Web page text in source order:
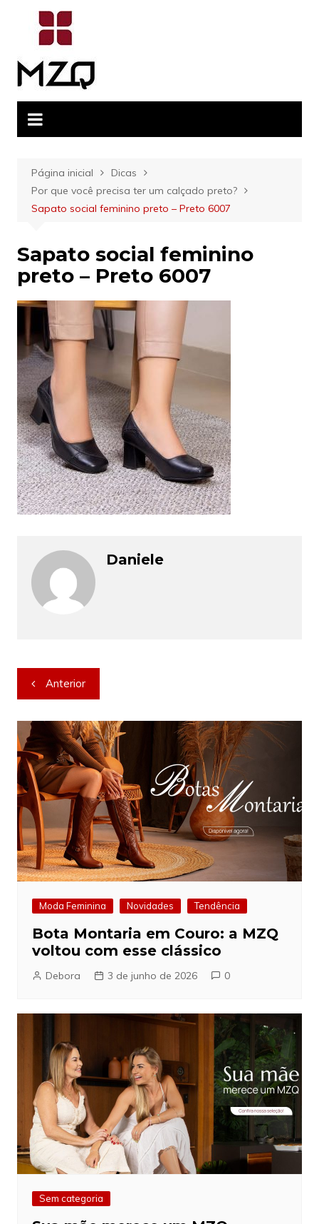
conteúdo
Página inicial
Dicas
Por que você precisa ter um calçado preto?
Sapato social feminino preto – Preto 6007
Sapato social feminino
preto – Preto 6007
Daniele
Navegação
de
Post
Anterior
Moda Feminina Novidades Tendência
Bota Montaria em Couro: a MZQ
voltou com esse clássico
Debora 3 de junho de 2026 0
Sem categoria